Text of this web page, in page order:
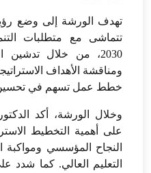
تهدف الورشة إلى وضع
تتماشى مع متطلبات
2030، من خلال تدشين
ومناقشة الأهداف
خطط عمل تسهم في تحسين
وخلال الورشة، أكد
على أهمية التخطيط
النجاح المؤسسي ومواكبة
التعليم العالي. كما شدد